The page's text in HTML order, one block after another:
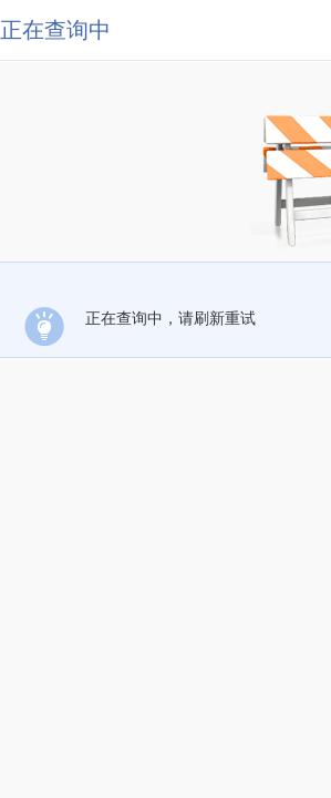
正在查询中
正在查询中，请刷新重试